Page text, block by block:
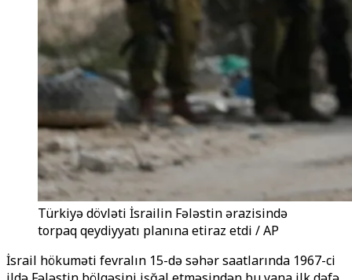
Türkiyə dövləti İsrailin Fələstin ərazisində
torpaq qeydiyyatı planına etiraz etdi / AP
İsrail hökuməti fevralın 15-də səhər saatlarında 1967-ci